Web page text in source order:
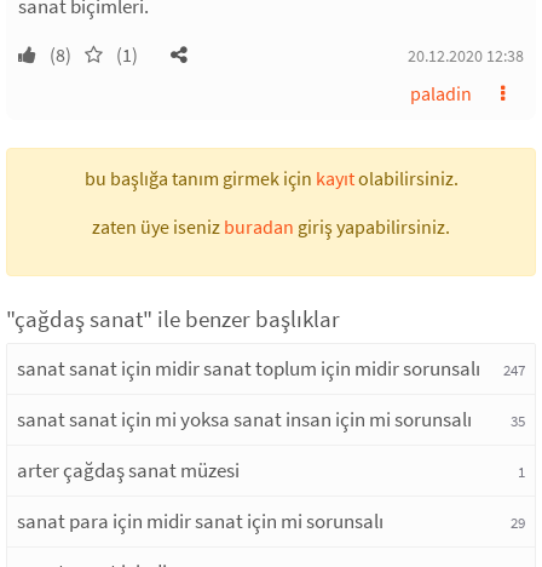
sanat biçimleri.
(8) (1) 20.12.2020 12:38
paladin
bu başlığa tanım girmek için kayıtolabilirsiniz.
zaten üye iseniz buradan giriş yapabilirsiniz.
"çağdaş sanat" ile benzer başlıklar
sanat sanat için midir sanat toplum için midir sorunsalı 247
sanat sanat için mi yoksa sanat insan için mi sorunsalı 35
arter çağdaş sanat müzesi 1
sanat para için midir sanat için mi sorunsalı 29